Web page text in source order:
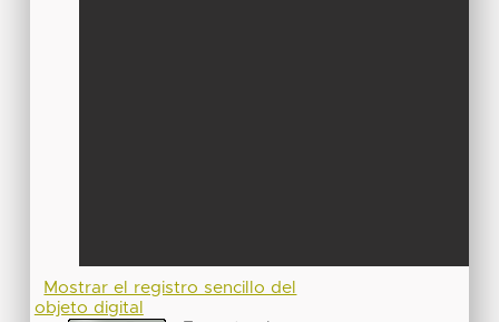
Mostrar el registro sencillo del
objeto digital